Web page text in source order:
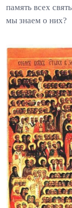
память всех
мы знаем о них?